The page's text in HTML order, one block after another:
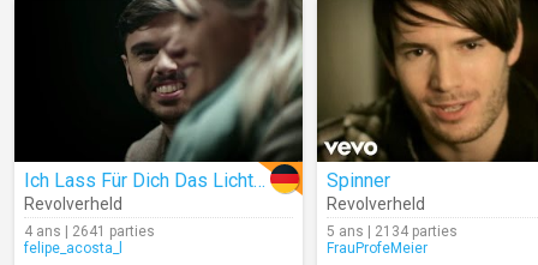
Ich Lass Für Dich Das Licht An
Revolverheld
4 ans | 2641 parties
felipe_acosta_l
Spinner
Revolverheld
5 ans | 2134 parties
FrauProfeMeier